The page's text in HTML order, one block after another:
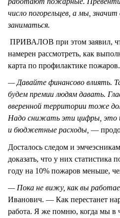
число погорельцев, а мы,
заниматься.
ПРИВАЛОВ при этом заявил,
намерен рассмотреть, как
карта по профилактике пожаров.
— Давайте финансово влиять.
будем премии людям давать.
вверенной территории тоже
Надо снижать эти цифры, это и
и бюджетные расходы, —
Досталось следом и
доказать, что у них статистика
году на 10% пожаров меньше,
— Пока не вижу, как вы
Иванович. — Как перестанет
работа. Я же помню, когда мы в